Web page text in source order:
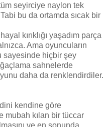
seyirciye naylon tek
Tabi bu da ortamda sıcak bir
kırıklığı yaşadım parça
Ama oyuncuların
sayesinde hiçbir şey
sahnelerde
daha da renklendirdiler.
kendine göre
mubah kılan bir tüccar
ve en sonunda